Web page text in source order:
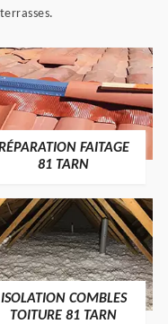
FAITAGE
81 TARN
ISOLATION COMBLES
TOITURE 81 TARN